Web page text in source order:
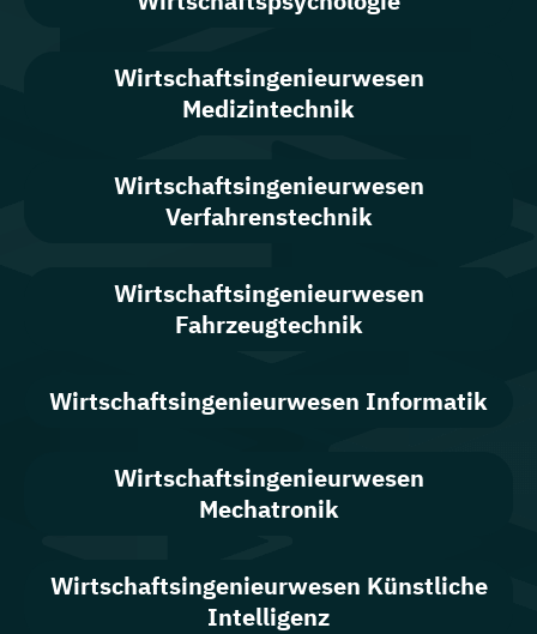
Wirtschafts­ingenieur­wesen
Medizintechnik
Wirtschafts­ingenieur­wesen
Verfahrenstechnik
Wirtschafts­ingenieur­wesen
Fahrzeugtechnik
Wirtschafts­ingenieur­wesen Informatik
Wirtschafts­ingenieur­wesen
Mechatronik
Wirtschafts­ingenieur­wesen Künstliche
Intelligenz